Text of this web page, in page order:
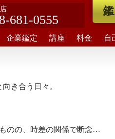
681-0555
企業鑑定 講座 料金 自
き合う日々。
のの、時差の関係で断念…